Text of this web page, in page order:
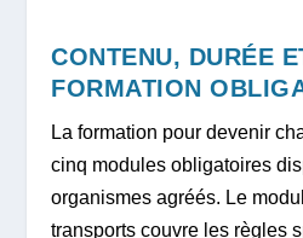
CONTENU, DURÉE
FORMATION
La formation pour devenir
cinq modules obligatoires
organismes agréés. Le
transports couvre les règles